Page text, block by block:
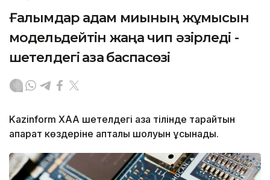
Ғалымдар адам миының жұмысын
модельдейтін жаңа чип әзірледі -
шетелдегі қазақ баспасөзі
Kazinform ХАА шетелдегі қазақ тілінде тарайтын
ақпарат көздеріне апталық шолуын ұсынады.